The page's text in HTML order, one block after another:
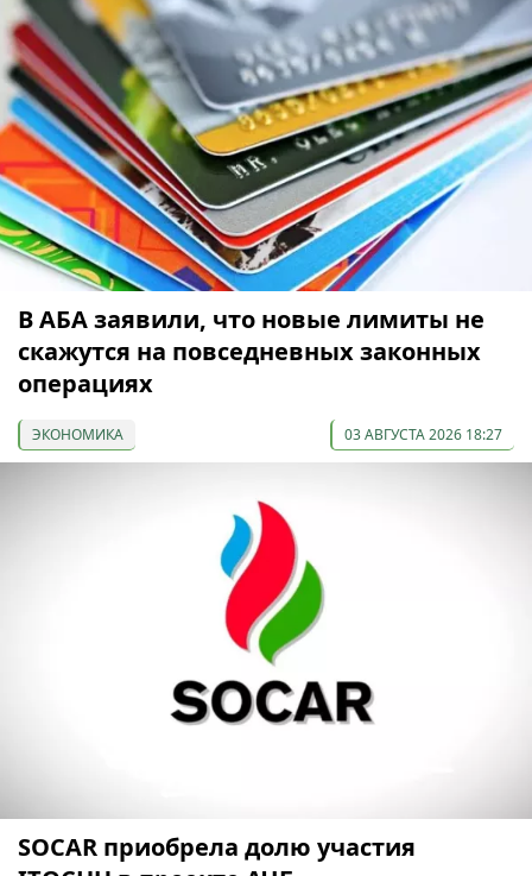
В АБА заявили, что новые лимиты не
скажутся на повседневных законных
операциях
ЭКОНОМИКА 03 АВГУСТА 2026 18:27
SOCAR приобрела долю участия